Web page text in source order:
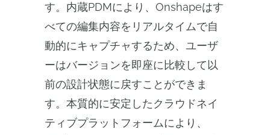
す。内蔵PDMにより、Onshapeはす
べての編集内容をリアルタイムで自
動的にキャプチャするため、ユーザ
ーはバージョンを即座に比較して以
前の設計状態に戻すことができま
す。本質的に安定したクラウドネイ
ティブプラットフォームにより、